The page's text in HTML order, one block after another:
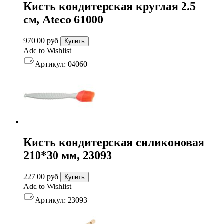
Кисть кондитерская круглая 2.5
см, Ateco 61000
970,00 руб Купить
Add to Wishlist
Артикул: 04060
Кисть кондитерская силиконовая
210*30 мм, 23093
227,00 руб Купить
Add to Wishlist
Артикул: 23093